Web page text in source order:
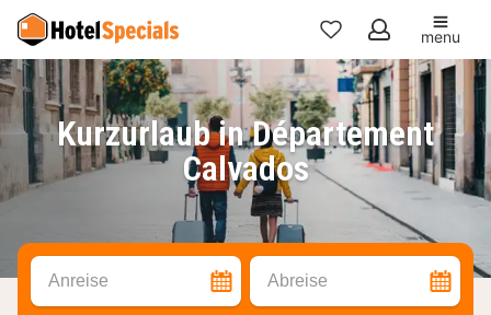
Meine
Favoriten
menu
Kurzurlaub in Département
Calvados
Anreise Abreise